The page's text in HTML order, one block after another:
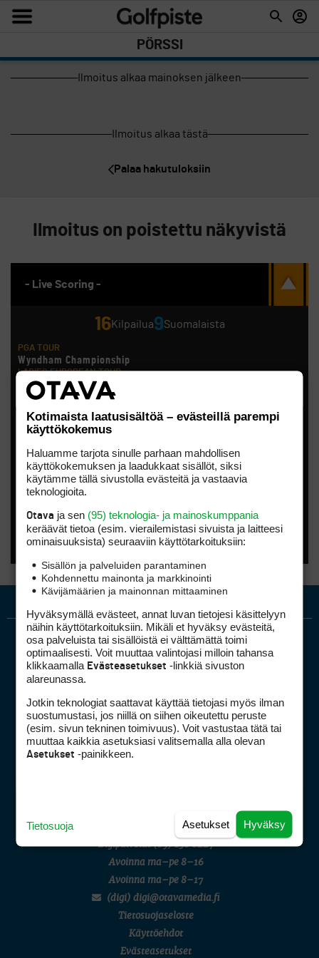
PÖRSSI
Ilmoitus alkaa mainoksen jälkeen
Ilmoitus alkaa tästä
Palaa hakutuloksiin
Ilmoitus on poistettu näkyvistä
- Live Scoring -
16Kilpailua9Suomalaista
PGA TOUR
Wyndham Championship
LADIES EUROPEAN TOUR
London Championship
Noora Komulainen, Ursula Wikström
Scottish Challenge supported by The R&A
Tapio Pulkkanen
CSK Steel Women´S Open
Anna Backman, Katri Bakker, Elina Saksa
EPSON TOUR
Smoky Mountain Championship
AMATÖÖRIGOLF
Finnish International Amateur Championship (Erkko Trophy)
AMATÖÖRIGOLF
Finnish International Ladies' Amateur Championship (+ U21
ja U18/FJT/Aulanko)
KORN FERRY TOUR
Pinnacle Bank Championship
LEGENDS TOUR
Staysure PGA Seniors Championship
AMATÖÖRIGOLF
U.S. Women's Amateur Championship
AMATÖÖRIGOLF
English Boys' (U14) Open Amateur Stroke Play Championship
Eeli Krankka, Lionel Mutikainen
MUU
LIV GOLF
New York
SM-KILPAILUT
SM-reikäpeli (M50/Kymen Golf)
FINNISH JUNIOR TOUR
Golfpiste mediakortti
Mediahinnasto
Tietoa verkon kävijöistä
Asiakaspalvelu
Digipalvelut(09) 156 6227
Avoinna ma–pe 8–16
Avoinna ma–pe 8–17
(digi) digi@otavamedia.fi
Tietosuojaseloste
Käyttöehdot
Evästeasetukset
Kotimaista laatusisältöä – evästeillä parempi
käyttökokemus
Haluamme tarjota sinulle parhaan mahdollisen
käyttökokemuksen ja laadukkaat sisällöt, siksi
käytämme tällä sivustolla evästeitä ja vastaavia
teknologioita.
Otava ja sen (95) teknologia- ja mainoskumppania
keräävät tietoa (esim. vierailemis­tasi sivuista ja laitteesi
ominaisuuk­sista) seuraaviin käyttötarkoituksiin:
Sisällön ja palveluiden parantaminen
Kohdennettu mainonta ja markkinointi
Kävijämäärien ja mainonnan mittaaminen
Hyväksymällä evästeet, annat luvan tietojesi käsittelyyn
näihin käyttötarkoituksiin. Mikäli et hyväksy evästeitä,
osa palveluista tai sisällöistä ei välttämättä toimi
optimaalisesti. Voit muuttaa valintojasi milloin tahansa
klikkaamalla Evästeasetukset -linkkiä sivuston
alareunassa.
Jotkin teknologiat saattavat käyttää tietojasi myös ilman
suostumustasi, jos niillä on siihen oikeutettu peruste
(esim. sivun tekninen toimivuus). Voit vastustaa tätä tai
muuttaa kaikkia asetuksiasi valitsemalla alla olevan
Asetukset -painikkeen.
Hyväksy
Asetukset
Tietosuoja